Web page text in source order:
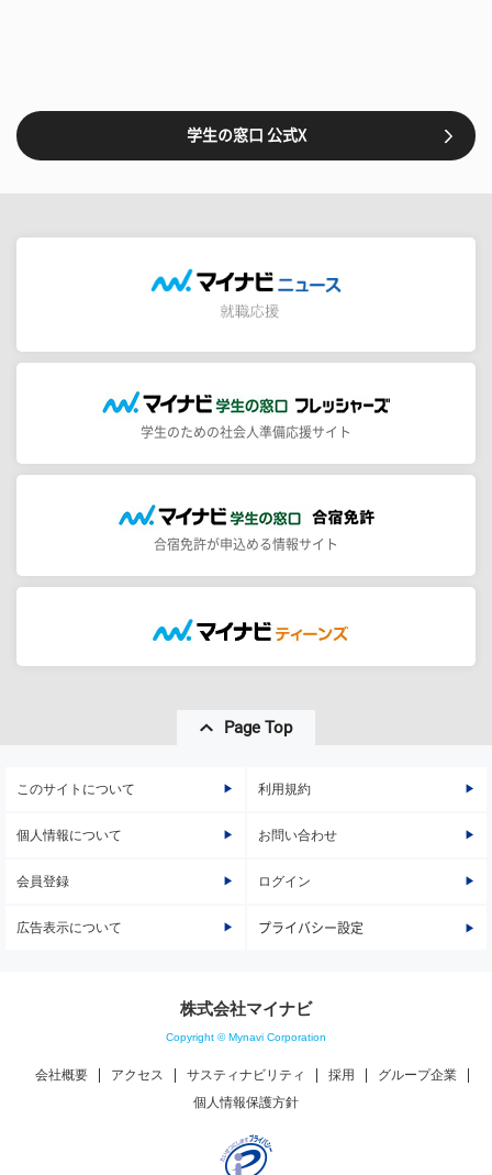
学生の窓口 公式X
学生のための社会人準備応援サイト
合宿免許が申込める情報サイト
Page Top
このサイトについて 利用規約
個人情報について お問い合わせ
会員登録 ログイン
広告表示について プライバシー設定
株式会社マイナビ
Copyright © Mynavi Corporation
会社概要 アクセス サスティナビリティ 採用
グループ企業
個人情報保護方針